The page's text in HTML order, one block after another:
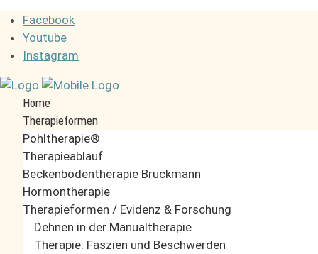
Sprache auswählen
Facebook
Youtube
Instagram
Home
Therapieformen
Pohltherapie®
Therapieablauf
Beckenbodentherapie Bruckmann
Hormontherapie
Therapieformen / Evidenz & Forschung
Dehnen in der Manualtherapie
Therapie: Faszien und Beschwerden